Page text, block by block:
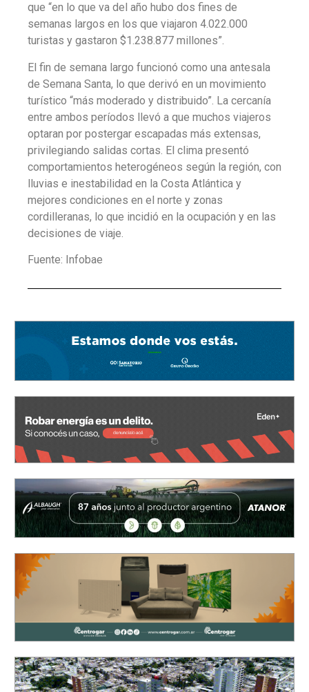
que “en lo que va del año hubo dos fines de
semanas largos en los que viajaron 4.022.000
turistas y gastaron $1.238.877 millones”.
El fin de semana largo funcionó como una antesala
de Semana Santa, lo que derivó en un movimiento
turístico “más moderado y distribuido”. La cercanía
entre ambos períodos llevó a que muchos viajeros
optaran por postergar escapadas más extensas,
privilegiando salidas cortas. El clima presentó
comportamientos heterogéneos según la región, con
lluvias e inestabilidad en la Costa Atlántica y
mejores condiciones en el norte y zonas
cordilleranas, lo que incidió en la ocupación y en las
decisiones de viaje.
Fuente: Infobae